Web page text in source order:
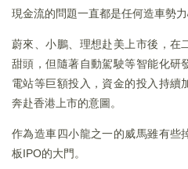
現金流的問題一直都是任何造車勢力
蔚來、小鵬、理想赴美上市後，在
甜頭，但隨著自動駕駛等智能化研
電站等巨額投入，資金的投入持續
奔赴香港上市的意圖。
作為造車四小龍之一的威馬雖有些
板IPO的大門。